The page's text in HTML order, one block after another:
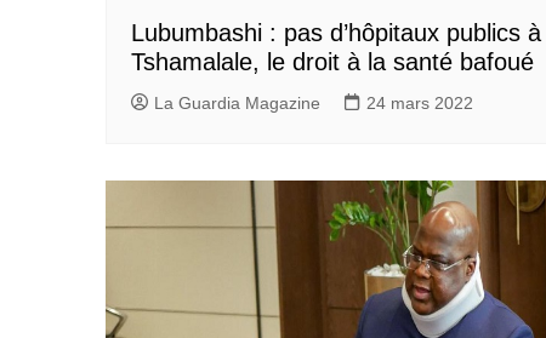
Lubumbashi : pas d’hôpitaux publics à
Tshamalale, le droit à la santé bafoué
La Guardia Magazine 24 mars 2022